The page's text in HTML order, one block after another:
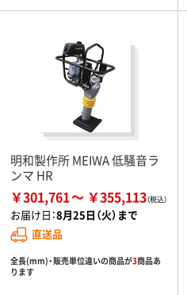
明和製作所 MEIWA 低騒音ラ
ンマ HR
￥301,761 ￥355,113
お届け日：8月25日（火）まで
直送品
全長(mm)・販売単位違いの商品が3商品あ
ります